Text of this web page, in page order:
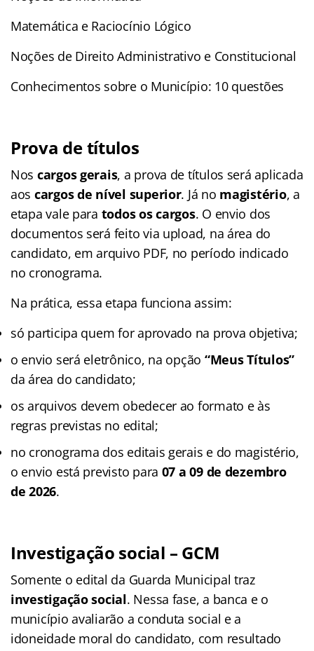
Matemática e Raciocínio Lógico
Noções de Direito Administrativo e Constitucional
Conhecimentos sobre o Município: 10 questões
Prova de títulos
Nos cargos gerais, a prova de títulos será aplicada
aos cargos de nível superior. Já no magistério, a
etapa vale para todos os cargos. O envio dos
documentos será feito via upload, na área do
candidato, em arquivo PDF, no período indicado
no cronograma.
Na prática, essa etapa funciona assim:
só participa quem for aprovado na prova objetiva;
o envio será eletrônico, na opção “Meus Títulos”
da área do candidato;
os arquivos devem obedecer ao formato e às
regras previstas no edital;
no cronograma dos editais gerais e do magistério,
o envio está previsto para 07 a 09 de dezembro
de 2026.
Investigação social – GCM
Somente o edital da Guarda Municipal traz
investigação social. Nessa fase, a banca e o
município avaliarão a conduta social e a
idoneidade moral do candidato, com resultado